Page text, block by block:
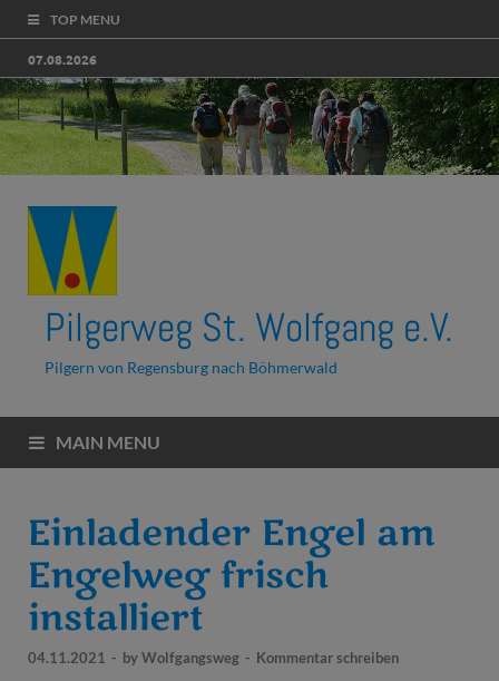
TOP MENU
07.08.2026
Pilgerweg St. Wolfgang e.V.
Pilgern von Regensburg nach Böhmerwald
MAIN MENU
Einladender Engel am
Engelweg frisch
installiert
04.11.2021 - byWolfgangsweg - Kommentar schreiben